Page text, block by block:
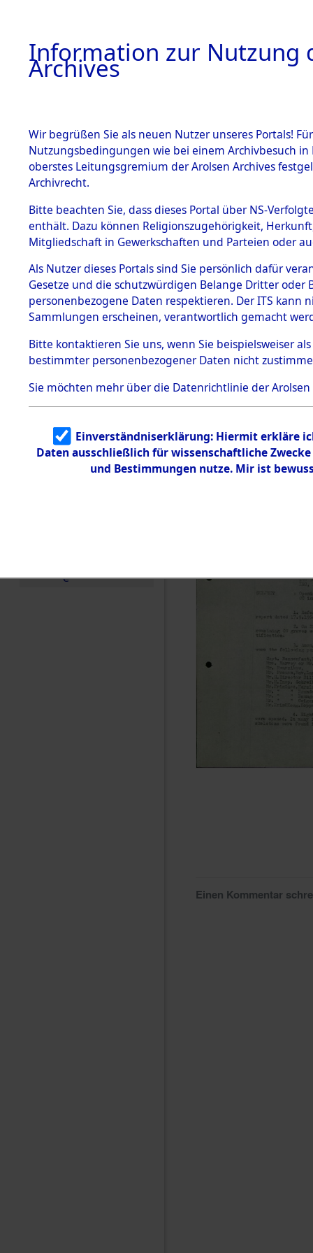
BESTÄNDE
1.
mente
5. Verschiedenes
5.3
Todesmärsche
5.3.1 Alliierte
Erhebungen
zu
Todesmärsch
en
5.3.2
Identifizierun
g
5.3.3
Todesmärsch
e
der UN-
Checking")
Einen Kommentar
Information zur Nutzung
Archives
Wir begrüßen Sie als neuen Nutzer unseres Portals!
Nutzungsbedingungen wie bei einem Archivbesuch
oberstes Leitungsgremium der Arolsen Archives
Archivrecht.
Bitte beachten Sie, dass dieses Portal über NS-
enthält. Dazu können Religionszugehörigkeit,
Mitgliedschaft in Gewerkschaften und Parteien oder
Als Nutzer dieses Portals sind Sie persönlich dafür
Gesetze und die schutzwürdigen Belange Dritter
personenbezogene Daten respektieren. Der ITS
Sammlungen erscheinen, verantwortlich gemacht
Bitte kontaktieren Sie uns, wenn Sie beispielsweiser
bestimmter personenbezogener Daten nicht
Sie möchten mehr über die Datenrichtlinie der Arolsen
Einverständniserklärung: Hiermit erkläre
Daten ausschließlich für wissenschaftliche
und Bestimmungen nutze. Mir ist